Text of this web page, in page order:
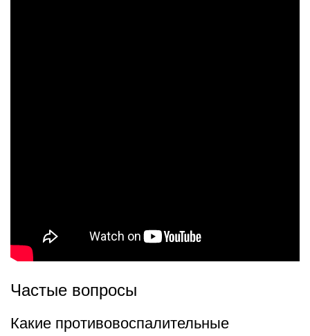
Частые вопросы
Какие противовоспалительные